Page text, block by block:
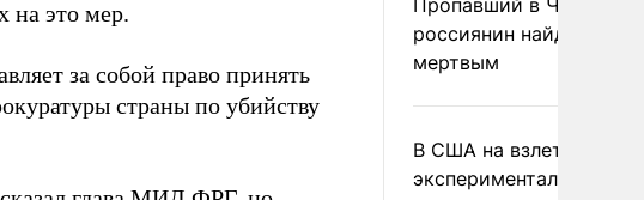
на это мер.
за собой право принять
страны по убийству
Пропавший в
россиянин найден
мертвым
В США на взлете
экспериментальный